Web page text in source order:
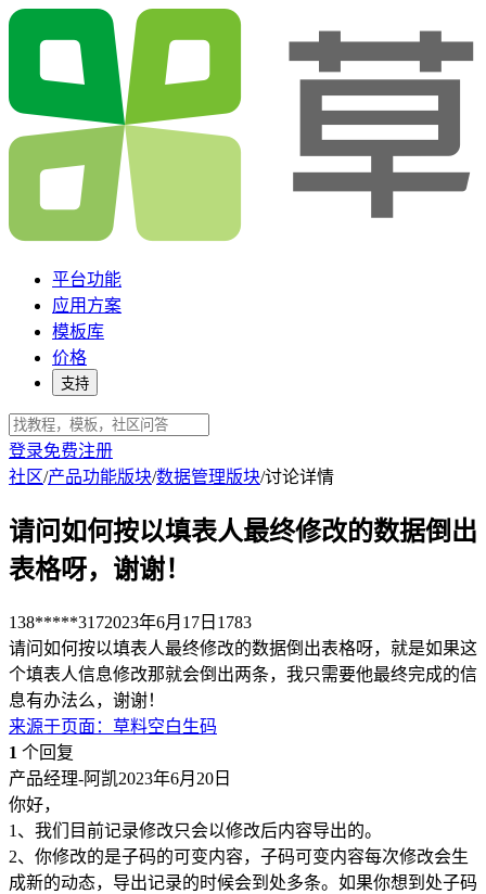
平台功能
应用方案
模板库
价格
支持
登录免费注册
社区/产品功能版块/数据管理版块/讨论详情
请问如何按以填表人最终修改的数据倒出
表格呀，谢谢！
138*****3172023年6月17日 1783
请问如何按以填表人最终修改的数据倒出表格呀，就是如果这
个填表人信息修改那就会倒出两条，我只需要他最终完成的信
息有办法么，谢谢！
来源于页面 ： 草料空白生码
1 个回复
产品经理-阿凯2023年6月20日
你好，
1、我们目前记录修改只会以修改后内容导出的。
2、你修改的是子码的可变内容，子码可变内容每次修改会生
成新的动态，导出记录的时候会到处多条。如果你想到处子码